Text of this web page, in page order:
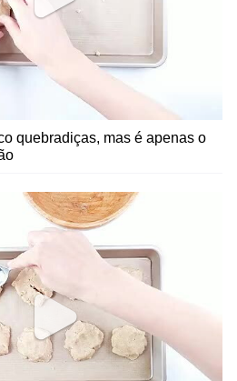
quebradiças, mas é apenas o